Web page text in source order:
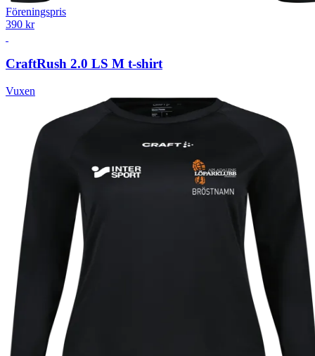
Föreningspris
390 kr
CraftRush 2.0 LS M t-shirt
Vuxen